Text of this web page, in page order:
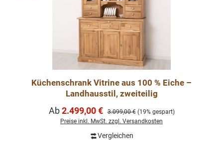
Küchenschrank Vitrine aus 100 % Eiche –
Landhausstil, zweiteilig
Verkaufspreis:
Ab2.499,00 € Regulärer Preis:
3.099,00 € (19% gespart)
Preise inkl. MwSt. zzgl. Versandkosten
Vergleichen